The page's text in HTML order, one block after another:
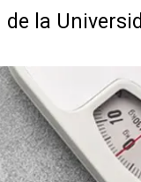
la